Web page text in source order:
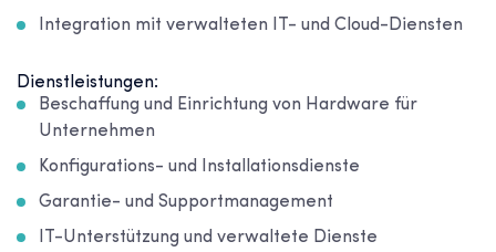
Integration mit verwalteten IT- und Cloud-Diensten
Dienstleistungen:
Beschaffung und Einrichtung von Hardware für
Unternehmen
Konfigurations- und Installationsdienste
Garantie- und Supportmanagement
IT-Unterstützung und verwaltete Dienste